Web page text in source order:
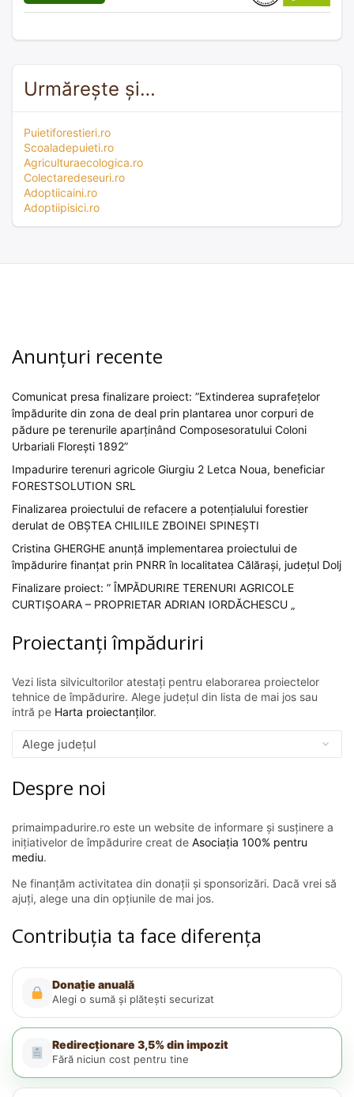
Urmărește și…
Puietiforestieri.ro
Scoaladepuieti.ro
Agriculturaecologica.ro
Colectaredeseuri.ro
Adoptiicaini.ro
Adoptiipisici.ro
Anunțuri recente
Comunicat presa finalizare proiect: ”Extinderea suprafețelor
împădurite din zona de deal prin plantarea unor corpuri de
pădure pe terenurile aparținând Composesoratului Coloni
Urbariali Florești 1892”
Impadurire terenuri agricole Giurgiu 2 Letca Noua, beneficiar
FORESTSOLUTION SRL
Finalizarea proiectului de refacere a potențialului forestier
derulat de OBȘTEA CHILIILE ZBOINEI SPINEȘTI
Cristina GHERGHE anunță implementarea proiectului de
împădurire finanțat prin PNRR în localitatea Călărași, județul Dolj
Finalizare proiect: ” ÎMPĂDURIRE TERENURI AGRICOLE
CURTIȘOARA – PROPRIETAR ADRIAN IORDĂCHESCU „
Proiectanți împăduriri
Vezi lista silvicultorilor atestați pentru elaborarea proiectelor
tehnice de împădurire. Alege județul din lista de mai jos sau
intră pe Harta proiectanților.
Despre noi
primaimpadurire.ro este un website de informare și susținere a
inițiativelor de împădurire creat de Asociația 100% pentru
mediu.
Ne finanțăm activitatea din donații și sponsorizări. Dacă vrei să
ajuți, alege una din opțiunile de mai jos.
Contribuția ta face diferența
Donație anuală
Alegi o sumă și plătești securizat
Redirecționare 3,5% din impozit
Fără niciun cost pentru tine